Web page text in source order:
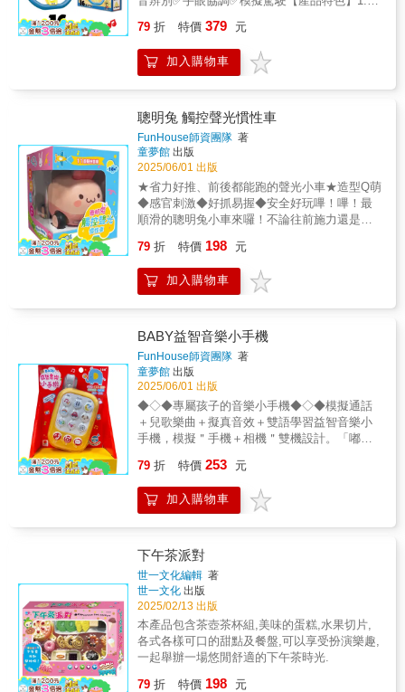
語言能力。【布偶套可拆】可輕鬆拆洗，乾淨
衛生，安心探索。
兩款顏色，可依照寶貝喜好去做選擇。寶貝
們，快來成為小小駕駛員吧！
現。2.三角固定器搭配有聲方向盤使用，吸附
在光滑平面，更能熟練操作。3.附上三角固定
器。【能力培養】1.藉由豐富按鍵音效，增加
認知能力。4.七彩燈光顏色，刺激寶貝視覺感
官的互動。【快來成為小小駕駛員】1.七彩燈
光，隨節奏閃爍！2.豐富按鍵幫助學習3.音樂、
旋律、警車、鑰匙、救護車、消防車、方向
燈、喇叭。 各式多種音效聲。【獨家設計，雙
語標示】可以動小跑車，搭配擬真道路，附上
中文標示，增加操控樂趣。【兩款顏色】共有
兩款顏色，可依照寶貝喜好去做選擇。寶貝
們，快來成為小小駕駛員吧！
79 折 特價 379 元
加入購物車
聰明兔 觸控聲光慣性車
FunHouse師資團隊 著
童夢館 出版
2025/06/01 出版
★省力好推、前後都能跑的聲光小車★造型Q萌
◆感官刺激◆好抓易握◆安全好玩嗶！嗶！最
順滑的聰明兔小車來囉！不論往前施力還是往
除了會發光，還會播放音樂，內含11首輕快音
樂，邊跑邊唱增添遊玩樂趣。選用安全無毒材
質，車身堅固、車輪耐磨，玩得放心。專為寶
官刺激，快和小寶貝一起比比看，誰推的最遠
吧！《同系列觸控聲光慣性車》FG0807 聰明
兔 觸控聲光慣性車FG0808 淘氣牛 觸控聲
光慣性車✽內附3顆LR4電池。本書特色：1.雙
向滑行：慣性車順滑設計，往前往後都能跑。
2.聲光效果：觸碰臉部會發亮，還有輕快音
樂。3.感官刺激：全車光滑好摸，滿足寶寶的
觸感需求。4.安全材質：採用安全無毒材質，
反覆把玩最安心。5.易抓易握：為寶寶小手量
即進入休眠模式，節省電量。✽適用年齡：18
個月以上。
79 折 特價 198 元
加入購物車
BABY益智音樂小手機
FunHouse師資團隊 著
童夢館 出版
2025/06/01 出版
◆◇◆專屬孩子的音樂小手機◆◇◆模擬通話
＋兒歌樂曲＋擬真音效＋雙語學習益智音樂小
手機，模擬＂手機＋相機＂雙機設計。「嘟！
個真人互動語音，還有5種來電鈴聲、5種簡訊
鈴聲、3種鬧鐘鈴聲。「喀擦！喀擦！」擬真相
機拍照，按下照相鍵，可發出閃爍燈光、２種
中英詞語、36個擬真音效、26個英文字母、10
個數字、３首唐詩，為孩子量身打照，貼近幼
兒學齡前認知需求，採用安全無毒材質，全機
圓潤無銳角，適合小手把玩，讓小小孩也能擁
有專屬自己的小手機吧！一台擁有２大模式：
【手機模式】撥打任意數字鍵＋手機鍵，即可
撥打！▲擬真來電互動▼★撥打９或１０位數
★撥打的數字為空號★撥打１１０、１１９、
１１３、１１７、１６５、１６６、１６８
79 折 特價 253 元
加入購物車
下午茶派對
世一文化編輯 著
世一文化 出版
2025/02/13 出版
本產品包含茶壺茶杯組,美味的蛋糕,水果切片,
各式各樣可口的甜點及餐盤,可以享受扮演樂趣,
一起舉辦一場悠閒舒適的下午茶時光.
79 折 特價 198 元